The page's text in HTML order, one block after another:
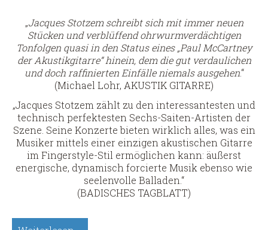
„Jacques Stotzem schreibt sich mit immer neuen
Stücken und verblüffend ohrwurmverdächtigen
Tonfolgen quasi in den Status eines „Paul McCartney
der Akustikgitarre“ hinein, dem die gut verdaulichen
und doch raffinierten Einfälle niemals ausgehen.“
(Michael Lohr, AKUSTIK GITARRE)
„Jacques Stotzem zählt zu den interessantesten und
technisch perfektesten Sechs-Saiten-Artisten der
Szene. Seine Konzerte bieten wirklich alles, was ein
Musiker mittels einer einzigen akustischen Gitarre
im Fingerstyle-Stil ermöglichen kann: äußerst
energische, dynamisch forcierte Musik ebenso wie
seelenvolle Balladen.“
(BADISCHES TAGBLATT)